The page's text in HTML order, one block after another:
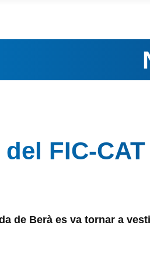
FIC-
de Berà es va tornar a